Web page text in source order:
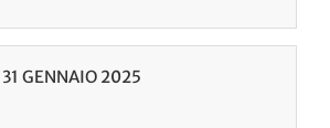
31 GENNAIO 2025